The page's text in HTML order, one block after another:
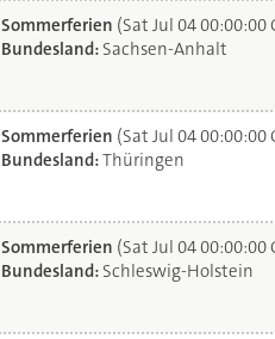
Sommerferien (Sat Jul 04 00:00:00
Bundesland: Sachsen-Anhalt
Sommerferien (Sat Jul 04 00:00:00
Bundesland:Thüringen
Sommerferien (Sat Jul 04 00:00:00
Bundesland: Schleswig-Holstein